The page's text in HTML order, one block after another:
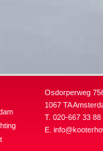
Osdorperweg
1067 TA
T. 020-667 33 88
E.